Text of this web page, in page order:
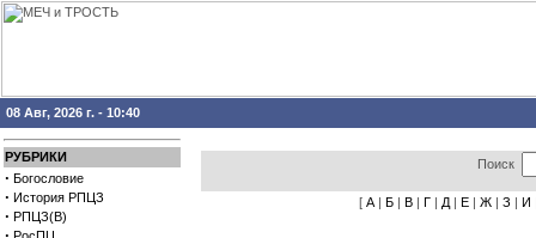
08 Авг, 2026 г. - 10:40
РУБРИКИ
· Богословие
· История РПЦЗ
· РПЦЗ(В)
Поиск
[ А | Б | В | Г | Д | Е | Ж | З | И